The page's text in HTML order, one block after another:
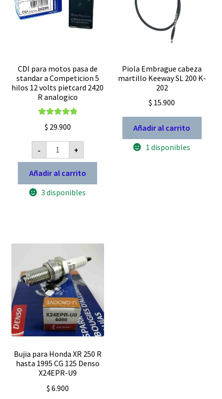
CDI para motos pasa de
standar a Competicion 5
hilos 12 volts pietcard 2420
R analogico
5.00
$ 29.900
-
CDI
para
motos
pasa
de
standar
a
analogico
cantidad
+
Añadir al carrito
3 disponibles
Piola Embrague cabeza
martillo Keeway SL 200 K-
202
$ 15.900
Añadir al carrito
1 disponibles
Bujia para Honda XR 250 R
hasta 1995 CG 125 Denso
X24EPR-U9
$ 6.900